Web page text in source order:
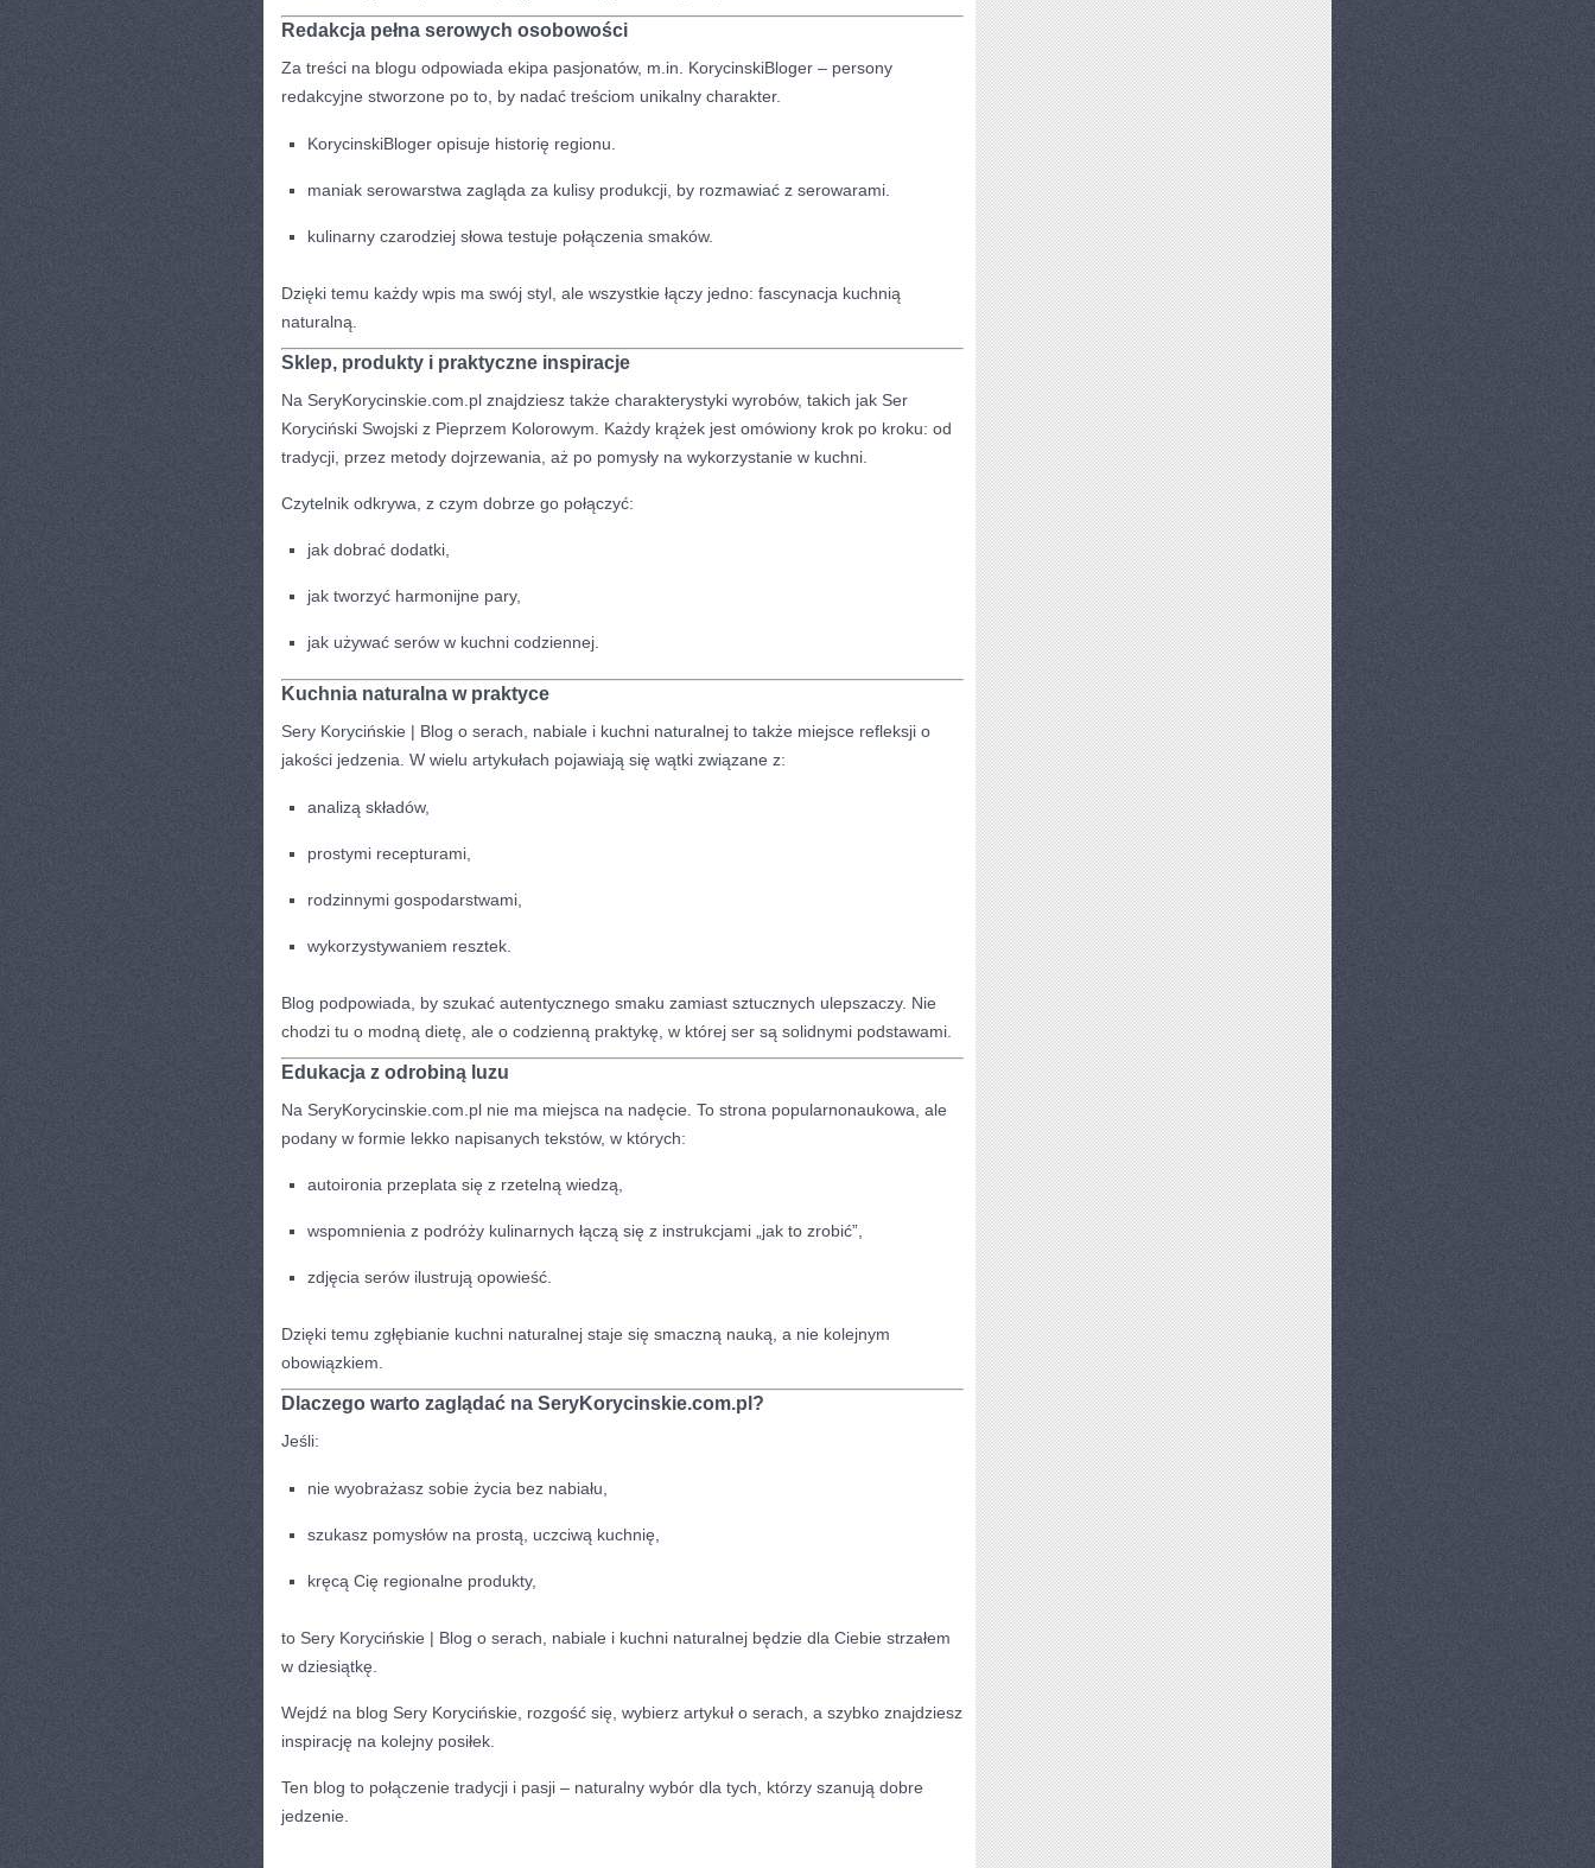
Redakcja pełna serowych osobowości
Za treści na blogu odpowiada ekipa pasjonatów, m.in. KorycinskiBloger – persony
redakcyjne stworzone po to, by nadać treściom unikalny charakter.
KorycinskiBloger opisuje historię regionu.
maniak serowarstwa zagląda za kulisy produkcji, by rozmawiać z serowarami.
kulinarny czarodziej słowa testuje połączenia smaków.
Dzięki temu każdy wpis ma swój styl, ale wszystkie łączy jedno: fascynacja kuchnią
naturalną.
Sklep, produkty i praktyczne inspiracje
Na SeryKorycinskie.com.pl znajdziesz także charakterystyki wyrobów, takich jak Ser
Koryciński Swojski z Pieprzem Kolorowym. Każdy krążek jest omówiony krok po kroku: od
tradycji, przez metody dojrzewania, aż po pomysły na wykorzystanie w kuchni.
Czytelnik odkrywa, z czym dobrze go połączyć:
jak dobrać dodatki,
jak tworzyć harmonijne pary,
jak używać serów w kuchni codziennej.
Kuchnia naturalna w praktyce
Sery Korycińskie | Blog o serach, nabiale i kuchni naturalnej to także miejsce refleksji o
jakości jedzenia. W wielu artykułach pojawiają się wątki związane z:
analizą składów,
prostymi recepturami,
rodzinnymi gospodarstwami,
wykorzystywaniem resztek.
Blog podpowiada, by szukać autentycznego smaku zamiast sztucznych ulepszaczy. Nie
chodzi tu o modną dietę, ale o codzienną praktykę, w której ser są solidnymi podstawami.
Edukacja z odrobiną luzu
Na SeryKorycinskie.com.pl nie ma miejsca na nadęcie. To strona popularnonaukowa, ale
podany w formie lekko napisanych tekstów, w których:
autoironia przeplata się z rzetelną wiedzą,
wspomnienia z podróży kulinarnych łączą się z instrukcjami „jak to zrobić”,
zdjęcia serów ilustrują opowieść.
Dzięki temu zgłębianie kuchni naturalnej staje się smaczną nauką, a nie kolejnym
obowiązkiem.
Dlaczego warto zaglądać na SeryKorycinskie.com.pl?
Jeśli:
nie wyobrażasz sobie życia bez nabiału,
szukasz pomysłów na prostą, uczciwą kuchnię,
kręcą Cię regionalne produkty,
to Sery Korycińskie | Blog o serach, nabiale i kuchni naturalnej będzie dla Ciebie strzałem
w dziesiątkę.
Wejdź na blog Sery Korycińskie, rozgość się, wybierz artykuł o serach, a szybko znajdziesz
inspirację na kolejny posiłek.
Ten blog to połączenie tradycji i pasji – naturalny wybór dla tych, którzy szanują dobre
jedzenie.